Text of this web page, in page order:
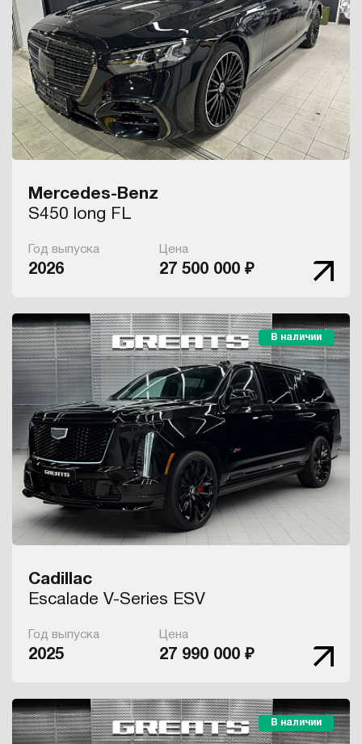
Mercedes-Benz
S450 long FL
Год выпуска
2026
Цена
27 500 000 ₽
В наличии
Cadillac
Escalade V-Series ESV
Год выпуска
2025
Цена
27 990 000 ₽
В наличии